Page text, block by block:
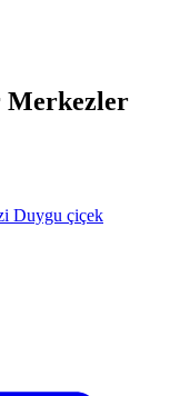
Merkezler
Duygu çiçek